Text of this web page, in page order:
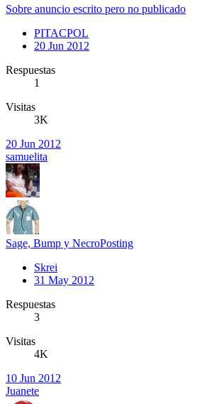
Sobre anuncio escrito pero no publicado
PITACPOL
20 Jun 2012
Respuestas
1
Visitas
3K
20 Jun 2012
samuelita
Sage, Bump y NecroPosting
Skrei
31 May 2012
Respuestas
3
Visitas
4K
10 Jun 2012
Juanete